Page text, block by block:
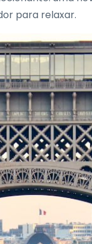
para relaxar.